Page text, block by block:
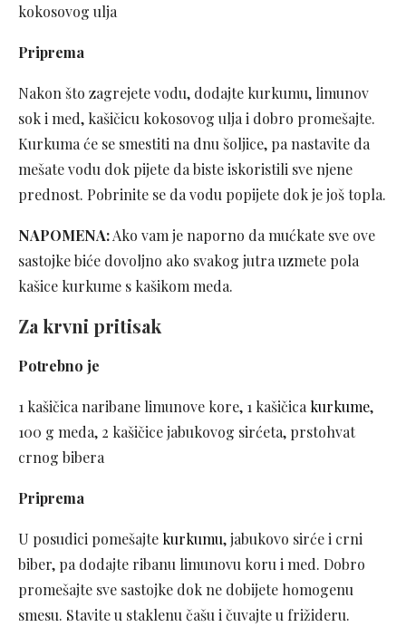
kokosovog ulja
Priprema
Nakon što zagrejete vodu, dodajte kurkumu, limunov
sok i med, kašičicu kokosovog ulja i dobro promešajte.
Kurkuma će se smestiti na dnu šoljice, pa nastavite da
mešate vodu dok pijete da biste iskoristili sve njene
prednost. Pobrinite se da vodu popijete dok je još topla.
NAPOMENA:Ako vam je naporno da mućkate sve ove
sastojke biće dovoljno ako svakog jutra uzmete pola
kašice kurkume s kašikom meda.
Za krvni pritisak
Potrebno je
1 kašičica naribane limunove kore, 1 kašičica kurkume,
100 g meda, 2 kašičice jabukovog sirćeta, prstohvat
crnog bibera
Priprema
U posudici pomešajte kurkumu, jabukovo sirće i crni
biber, pa dodajte ribanu limunovu koru i med. Dobro
promešajte sve sastojke dok ne dobijete homogenu
smesu. Stavite u staklenu čašu i čuvajte u frižideru.